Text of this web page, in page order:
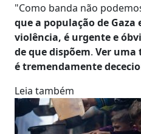
"Como banda não
que a população de
violência, é urgente e
de que dispõem. Ver uma
é tremendamente
Leia também